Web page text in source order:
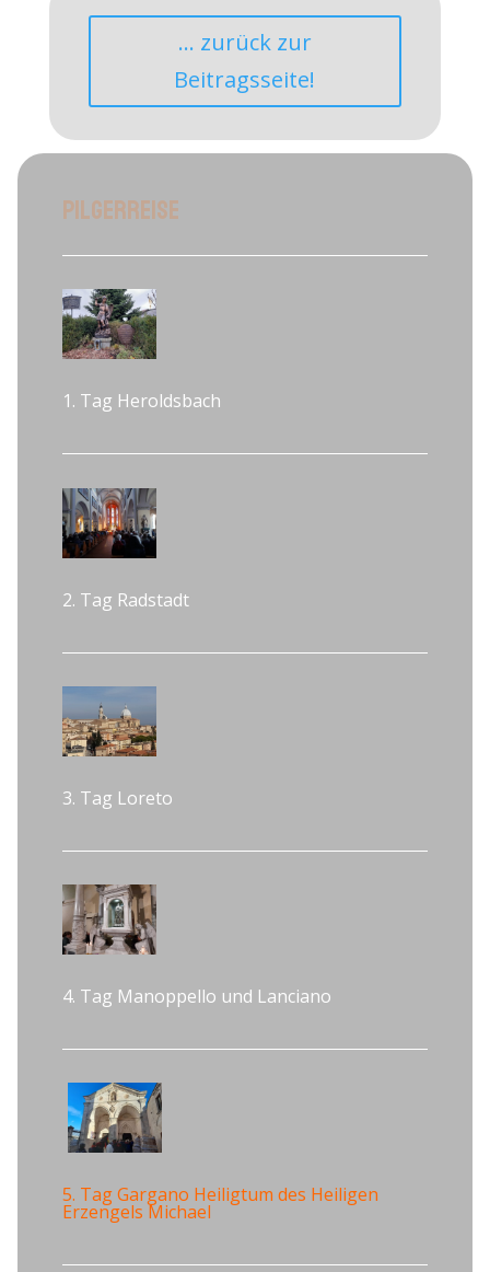
... zurück zur
Beitragsseite!
Pilgerreise
1. Tag Heroldsbach
2. Tag Radstadt
3. Tag Loreto
4. Tag Manoppello und Lanciano
5. Tag Gargano Heiligtum des Heiligen
Erzengels Michael